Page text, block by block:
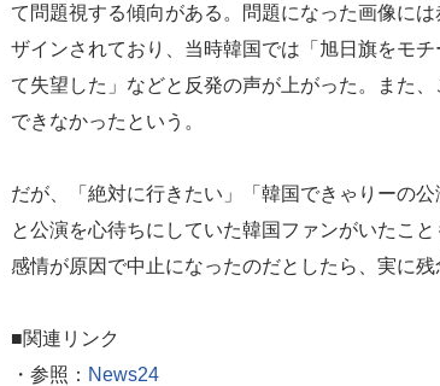
て問題視する傾向がある。問題になった画像に
ザインされており、当時韓国では「旭日旗をモ
て失望した」などと反発の声が上がった。また
できなかったという。
だが、「絶対に行きたい」「韓国できゃりーの
と公演を心待ちにしていた韓国ファンがいたこ
感情が原因で中止になったのだとしたら、実に残
■関連リンク
・参照： News24